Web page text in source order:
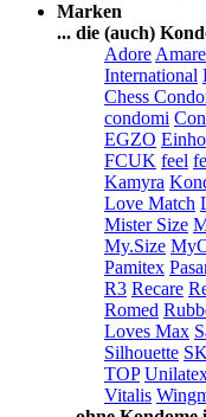
Marken
... die (auch)
Adore
International
Chess
condomi
EGZO
FCUK feel
Kamyra
Love Match
Mister Size
My.Size
Pamitex
R3 Recare
Romed
Loves Max
Silhouette
TOP
Vitalis